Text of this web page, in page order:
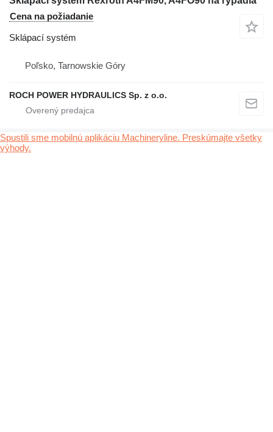
Cena na požiadanie
Sklápací systém
Poľsko, Tarnowskie Góry
ROCH POWER HYDRAULICS Sp. z o.o.
Spustili sme mobilnú aplikáciu Machineryline. Preskúmajte všetky
výhody.